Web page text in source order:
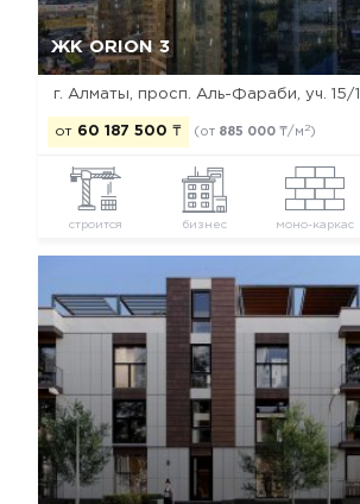
ЖК ORION 3
г. Алматы, просп. Аль-Фараби, уч. 15/1
от 60 187 500 ₸ (от 885 000 ₸/м 2)
строится бизнес моно-каркас
Да, удалить Отмена
Да, удалить Отмена